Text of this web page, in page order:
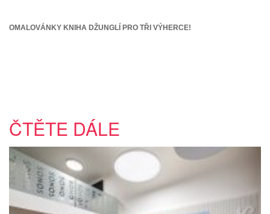
OMALOVÁNKY KNIHA DŽUNGLÍ PRO TŘI VÝHERCE!
ČTĚTE DÁLE